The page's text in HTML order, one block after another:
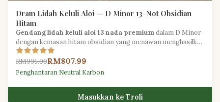
Dram Lidah Keluli Aloi — D Minor 13-Not Obsidian
Hitam
Gendang lidah keluli aloi 13 nada premiumdalam D Minor
dengan kemasan hitam obsidian yang menawan menghasilkan
nada meditatif yang dalam untuk pemain pertengahan.
RM995.99RM807.99
Penghantaran Neutral Karbon
Masukkan ke Troli